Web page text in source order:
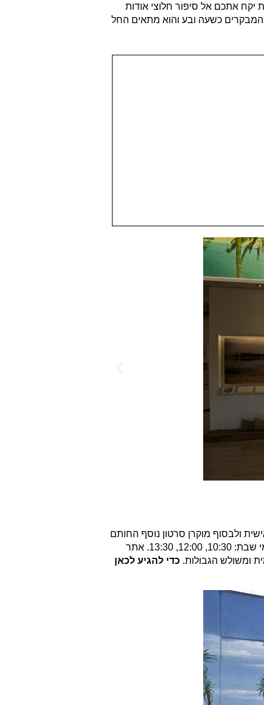
אתכם אל סיפור חלוצי אודות
המבקרים כשעה ובע והוא מתאים החל
ולבסוף מוקרן סרטון נוסף החותם
את השהות במקום. הביקור כאן לקבוצות בתיאום ביקור במספר 054-6668856 ובתשלום. שעות הפעילות בימי שישי: 10:30, 12:30. ימי שבת: 10:30, 12:00, 13:30. אתר
ומשולש הגבולות. כדי להגיע לכאן